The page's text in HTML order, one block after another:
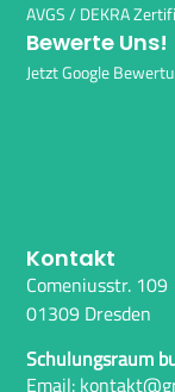
AVGS / DEKRA
Bewerte Uns!
Jetzt Google
Kontakt
Comeniusstr. 109
01309 Dresden
Schulungsraum
Email: